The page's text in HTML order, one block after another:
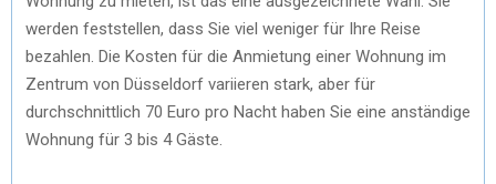
werden feststellen, dass Sie viel weniger für Ihre Reise
bezahlen. Die Kosten für die Anmietung einer Wohnung im
Zentrum von Düsseldorf variieren stark, aber für
durchschnittlich 70 Euro pro Nacht haben Sie eine anständige
Wohnung für 3 bis 4 Gäste.